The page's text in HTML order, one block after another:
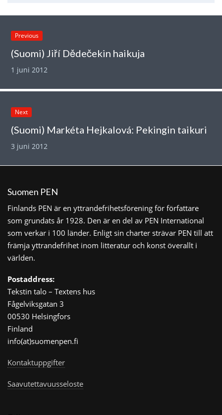
Previous
(Suomi) Jiří Dědečekin haikuja
1 juni 2012
Next
(Suomi) Markéta Hejkalová: Pekingin taikuri
3 juni 2012
Suomen PEN
Finlands PEN är en yttrandefrihetsförening för författare
som grundats år 1928. Den är en del av PEN International
som verkar i 100 länder. Enligt sin charter strävar PEN till att
främja yttrandefrihet inom litteratur och konst överallt i
världen.
Postaddress:
Tekstin talo – Textens hus
Fågelviksgatan 3
00530 Helsingfors
Finland
info(at)suomenpen.fi
Kontaktuppgifter
Saavutettavuusseloste